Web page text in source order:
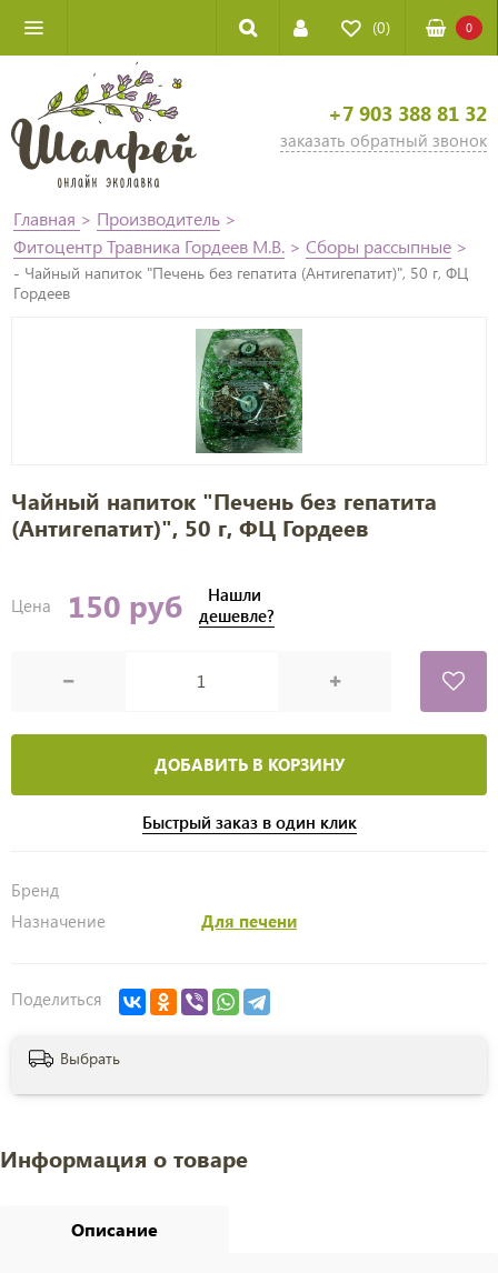
(0) 0
+7 903 388 81 32
заказать обратный звонок
Главная > Производитель >
Фитоцентр Травника Гордеев М.В. > Сборы рассыпные >
- Чайный напиток "Печень без гепатита (Антигепатит)", 50 г, ФЦ
Гордеев
Чайный напиток "Печень без гепатита
(Антигепатит)", 50 г, ФЦ Гордеев
Цена 150 руб
Нашли
дешевле?
ДОБАВИТЬ В КОРЗИНУ
Быстрый заказ в один клик
Бренд
Назначение
Для печени
Поделиться
Выбрать
Информация о товаре
Описание